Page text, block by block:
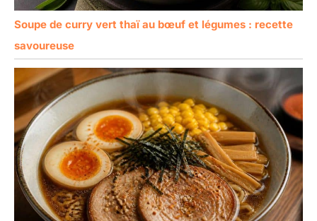
Soupe de curry vert thaï au bœuf et légumes : recette
savoureuse